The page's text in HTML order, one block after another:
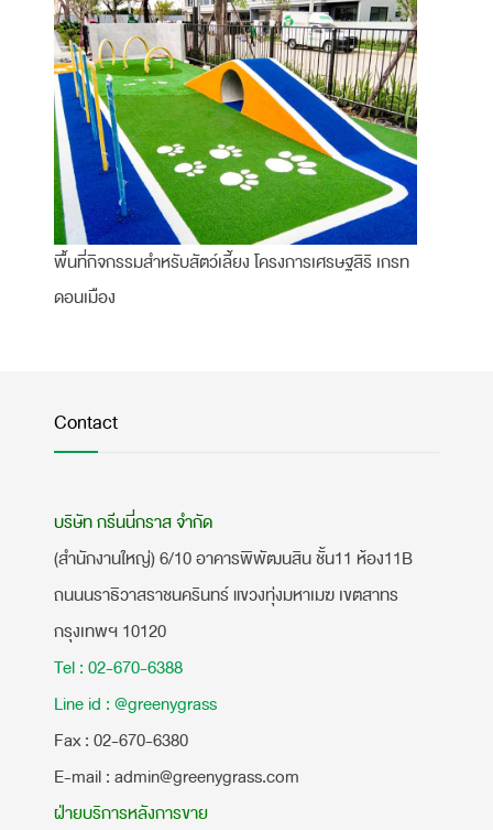
พื้นที่กิจกรรมสำหรับสัตว์เลี้ยง โครงการเศรษฐสิริ เกรท
ดอนเมือง
Contact
บริษัท กรีนนี่กราส จำกัด
(สำนักงานใหญ่) 6/10 อาคารพิพัฒนสิน ชั้น11 ห้อง11B
ถนนนราธิวาสราชนครินทร์ แขวงทุ่งมหาเมฆ เขตสาทร
กรุงเทพฯ 10120
Tel : 02-670-6388
Line id : @greenygrass
​Fax : 02-670-6380
E-mail : admin@greenygrass.com
ฝ่ายบริการหลังการขาย